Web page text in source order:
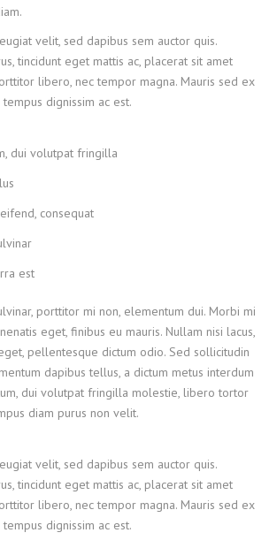
velit, sed dapibus sem auctor quis.
tincidunt eget mattis ac, placerat sit amet
libero, nec tempor magna. Mauris sed ex
dignissim ac est.
dui volutpat fringilla
consequat
est
porttitor mi non, elementum dui. Morbi mi
eget, finibus eu mauris. Nullam nisi lacus,
pellentesque dictum odio. Sed sollicitudin
dapibus tellus, a dictum metus interdum
dui volutpat fringilla molestie, libero tortor
diam purus non velit.
velit, sed dapibus sem auctor quis.
tincidunt eget mattis ac, placerat sit amet
libero, nec tempor magna. Mauris sed ex
dignissim ac est.